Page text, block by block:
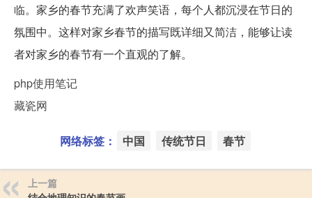
临。家乡的春节充满了欢声笑语，每个人都沉浸在节日的
氛围中。这样对家乡春节的描写既详细又简洁，能够让读
者对家乡的春节有一个直观的了解。
php使用笔记
藏瓷网
网络标签： 中国 传统节日 春节
上一篇